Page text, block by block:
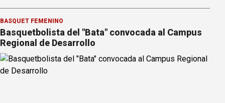
BÁSQUET FEMENINO
Basquetbolista del "Bata" convocada al Campus
Regional de Desarrollo